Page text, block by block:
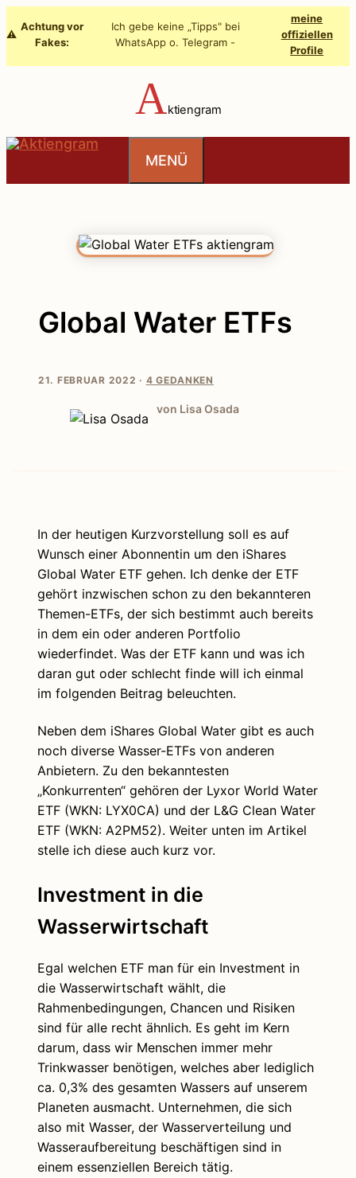
Inhalt
⚠️
Achtung vor
Fakes:
Ich gebe keine „Tipps" bei
WhatsApp o. Telegram -
meine
offiziellen
Profile
Aktiengram
MENÜ
Global Water ETFs
21. FEBRUAR 2022 · 4 GEDANKEN
von Lisa Osada
In der heutigen Kurzvorstellung soll es auf
Wunsch einer Abonnentin um den iShares
Global Water ETF gehen. Ich denke der ETF
gehört inzwischen schon zu den bekannteren
Themen-ETFs, der sich bestimmt auch bereits
in dem ein oder anderen Portfolio
wiederfindet. Was der ETF kann und was ich
daran gut oder schlecht finde will ich einmal
im folgenden Beitrag beleuchten.
Neben dem iShares Global Water gibt es auch
noch diverse Wasser-ETFs von anderen
Anbietern. Zu den bekanntesten
„Konkurrenten“ gehören der Lyxor World Water
ETF (WKN: LYX0CA) und der L&G Clean Water
ETF (WKN: A2PM52). Weiter unten im Artikel
stelle ich diese auch kurz vor.
Investment in die
Wasserwirtschaft
Egal welchen ETF man für ein Investment in
die Wasserwirtschaft wählt, die
Rahmenbedingungen, Chancen und Risiken
sind für alle recht ähnlich. Es geht im Kern
darum, dass wir Menschen immer mehr
Trinkwasser benötigen, welches aber lediglich
ca. 0,3% des gesamten Wassers auf unserem
Planeten ausmacht. Unternehmen, die sich
also mit Wasser, der Wasserverteilung und
Wasseraufbereitung beschäftigen sind in
einem essenziellen Bereich tätig.